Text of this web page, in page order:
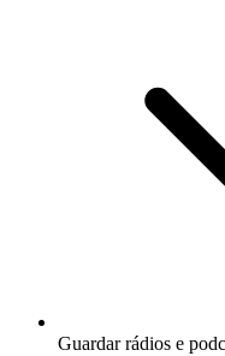
Guardar rádios e